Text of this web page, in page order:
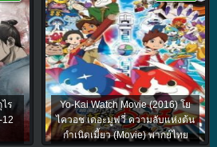
ร
Yo-Kai Watch Movie (2016) โย
ไควอช เดอะมูฟวี่ ความลับแห่งต้น
กำเนิดเมี้ยว (Movie) พากย์ไทย